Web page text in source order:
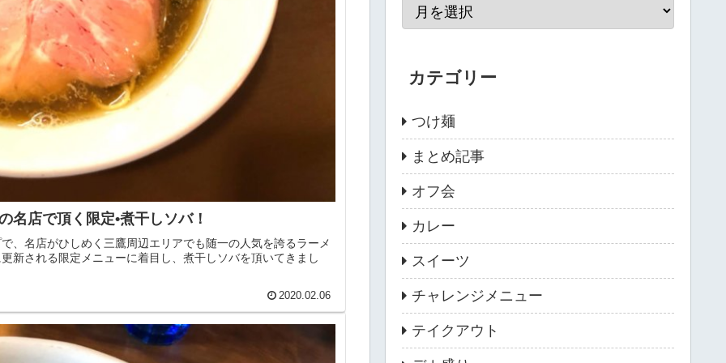
店で頂く限定•煮干しソバ！
、名店がひしめく三鷹周辺エリアでも随一の人気を誇るラーメ
新される限定メニューに着目し、煮干しソバを頂いてきまし
2020.02.06
カテゴリー
つけ麺
まとめ記事
オフ会
カレー
スイーツ
チャレンジメニュー
テイクアウト